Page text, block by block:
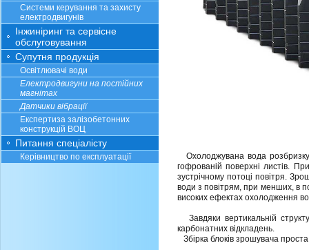
Системи керування та захисту
електродвигунів
Інжиніринг та сервісне
обслуговування
Супутня продукція
Освітлювачі води
Електродвигуни на постійних
магнітах
Датчики вібрації
Експертиза залізобетонних
конструкцій ВОЦ
Питання спеціалісту
Керівництво по експлуатації
Охолоджувана вода
гофрованій поверхні листів.
зустрічному потоці повітря.
води з повітрям, при менших, в
високих ефектах охолодження
Завдяки вертикальній
карбонатних відкладень.
Збірка блоків зрошувача